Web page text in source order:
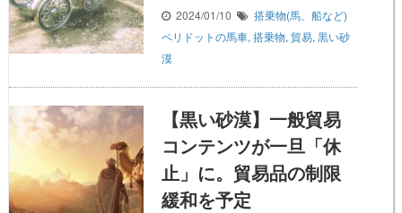
2024/01/10
搭乗物(馬、船など)
ペリドットの馬車, 搭乗物, 貿易, 黒い砂
漠
【黒い砂漠】一般貿易
コンテンツが一旦「休
止」に。貿易品の制限
緩和を予定